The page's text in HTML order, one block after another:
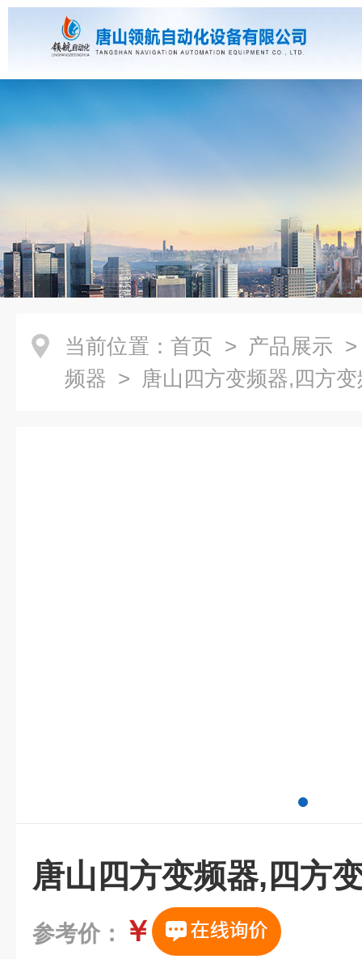
当前位置： 首页 > 产品展示
频器 > 唐山四方变频器,四方
唐山四方变频器,四方
参考价： ￥